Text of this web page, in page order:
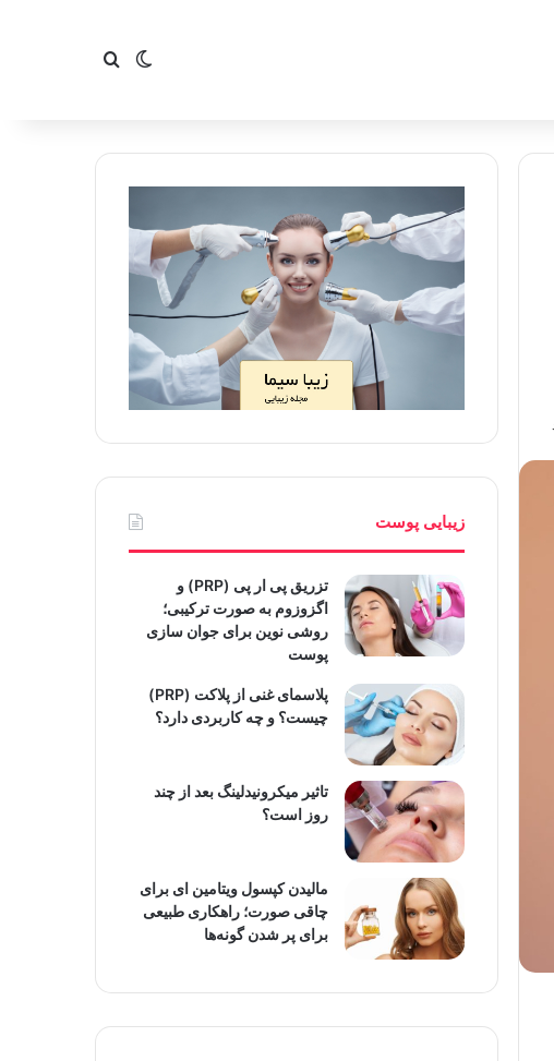
تغییر پوسته
جستجو برای
زیبایی پوست
تزریق پی ار پی (PRP) و
اگزوزوم به صورت ترکیبی؛
روشی نوین برای جوان سازی
پوست
پلاسمای غنی از پلاکت (PRP)
چیست؟ و چه کاربردی دارد؟
تاثیر میکرونیدلینگ بعد از چند
روز است؟
مالیدن کپسول ویتامین ای برای
چاقی صورت؛ راهکاری طبیعی
برای پر شدن گونه‌ها